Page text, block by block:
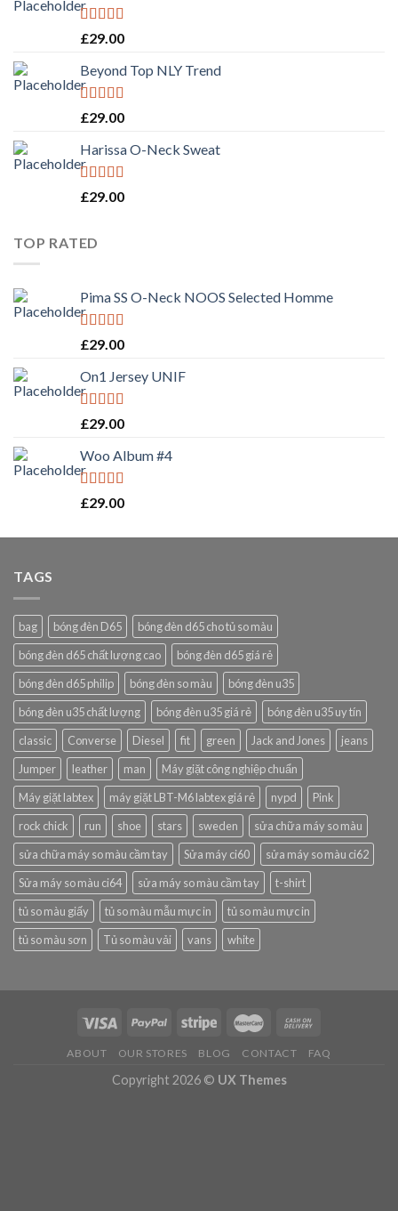
Rated5.00
£29.00
Beyond Top NLY Trend
Rated
of 5
£29.00
Harissa O-Neck Sweat
Rated4.00
£29.00
TOP RATED
Pima SS O-Neck NOOS Selected Homme
Rated5.00
£29.00
On1 Jersey UNIF
Rated5.00
£29.00
Woo Album #4
Rated5.00
£29.00
TAGS
bag bóng đèn D65
bóng đèn d65 cho tủ so màu
bóng đèn d65 chất lượng cao
bóng đèn d65 giá rẻ
bóng đèn d65 philip
bóng đèn so màu
bóng đèn u35
bóng đèn u35 chất lượng
bóng đèn u35 giá rẻ
bóng đèn u35 uy tín
classic
Converse Diesel fit green Jack and Jones
jeans
Jumper
leather man
Máy giặt công nghiệp chuẩn
Máy giặt labtex
máy giặt LBT-M6 labtex giá rẻ nypd
Pink
rock chick
run shoe stars sweden
sửa chữa máy so màu
sửa chữa máy so màu cầm tay
Sửa máy ci60
sửa máy so màu ci62
Sửa máy so màu ci64
sửa máy so màu cầm tay
t-shirt
tủ so màu giấy
tủ so màu mẫu mực in
tủ so màu mực in
tủ so màu sơn
Tủ so màu vải vans white
ABOUT OUR STORES BLOG CONTACT FAQ
Copyright 2026 © UX Themes